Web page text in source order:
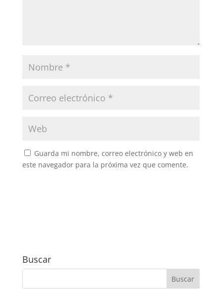
Guarda mi nombre, correo electrónico y web en
este navegador para la próxima vez que comente.
Buscar